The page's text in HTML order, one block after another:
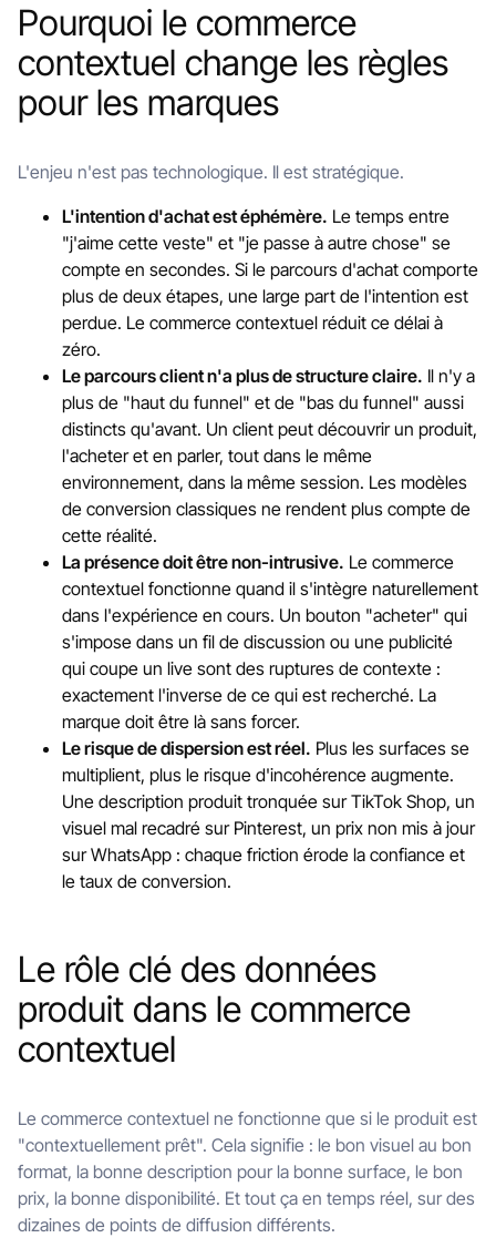
Pourquoi le commerce
contextuel change les règles
pour les marques
L'enjeu n'est pas technologique. Il est stratégique.
L'intention d'achat est éphémère. Le temps entre
"j'aime cette veste" et "je passe à autre chose" se
compte en secondes. Si le parcours d'achat comporte
plus de deux étapes, une large part de l'intention est
perdue. Le commerce contextuel réduit ce délai à
zéro.
Le parcours client n'a plus de structure claire. Il n'y a
plus de "haut du funnel" et de "bas du funnel" aussi
distincts qu'avant. Un client peut découvrir un produit,
l'acheter et en parler, tout dans le même
environnement, dans la même session. Les modèles
de conversion classiques ne rendent plus compte de
cette réalité.
La présence doit être non-intrusive. Le commerce
contextuel fonctionne quand il s'intègre naturellement
dans l'expérience en cours. Un bouton "acheter" qui
s'impose dans un fil de discussion ou une publicité
qui coupe un live sont des ruptures de contexte :
exactement l'inverse de ce qui est recherché. La
marque doit être là sans forcer.
Le risque de dispersion est réel. Plus les surfaces se
multiplient, plus le risque d'incohérence augmente.
Une description produit tronquée sur TikTok Shop, un
visuel mal recadré sur Pinterest, un prix non mis à jour
sur WhatsApp : chaque friction érode la confiance et
le taux de conversion.
Le rôle clé des données
produit dans le commerce
contextuel
Le commerce contextuel ne fonctionne que si le produit est
"contextuellement prêt". Cela signifie : le bon visuel au bon
format, la bonne description pour la bonne surface, le bon
prix, la bonne disponibilité. Et tout ça en temps réel, sur des
dizaines de points de diffusion différents.